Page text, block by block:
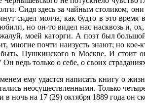
Сидя здесь за чайным столиком,
сидел молча, как будто в это
но он-то видел нас насквозь и,
моей каторги. А поэт был
многие почти наизусть знают; но
Пушкинского в Москве. И стоит
ведь только о себе, о своих
ему удастся написать книгу о
неосуществленными. Только
в ночь на 17 (29) октября 1889 года он